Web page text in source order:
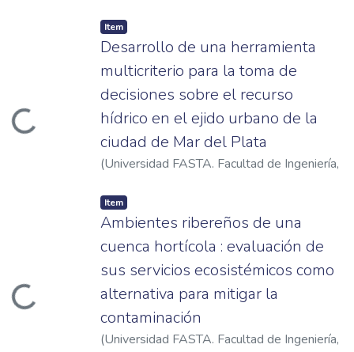
Item
Desarrollo de una herramienta
multicriterio para la toma de
decisiones sobre el recurso
hídrico en el ejido urbano de la
ciudad de Mar del Plata
(Universidad FASTA. Facultad de Ingeniería,
Item
Ambientes ribereños de una
cuenca hortícola : evaluación de
sus servicios ecosistémicos como
alternativa para mitigar la
contaminación
(Universidad FASTA. Facultad de Ingeniería,